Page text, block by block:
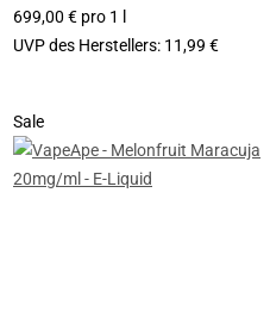
699,00 € pro 1 l
UVP des Herstellers: 11,99 €
Sale